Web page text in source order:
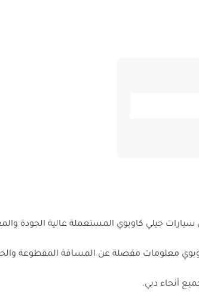
جيلي كاوبوي المستعملة عالية الجودة
كاوبوي معلومات مفصلة عن المسافة المقطوعة
أنحاء دبي.